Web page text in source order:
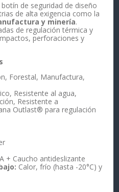
botín de seguridad de diseño
de alta exigencia como la
y minería.
de regulación térmica y
perforaciones y
Forestal, Manufactura,
Resistente al agua,
Resistente a
Outlast® para regulación
+ Caucho antideslizante
Calor, frío (hasta -20°C) y